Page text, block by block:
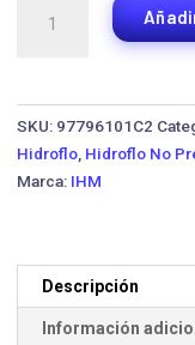
Monofásica
cantidad
SKU: 97796101C2
Hidroflo Hidroflo No
Marca: IHM
Descripción
Información